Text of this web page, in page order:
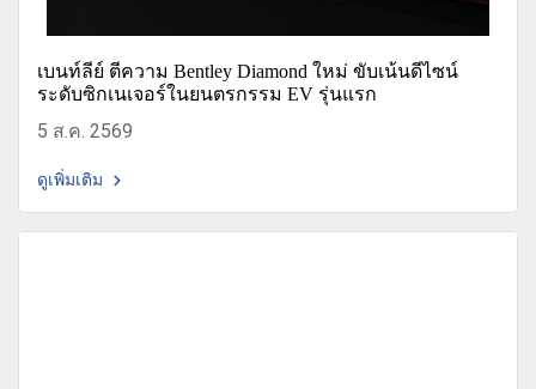
เบนท์ลีย์ ตีความ Bentley Diamond ใหม่ ขับเน้นดีไซน์
ระดับซิกเนเจอร์ในยนตรกรรม EV รุ่นแรก
5 ส.ค. 2569
ดูเพิ่มเติม